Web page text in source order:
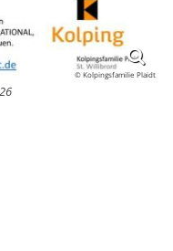
© Kolpingsfamilie Plaidt